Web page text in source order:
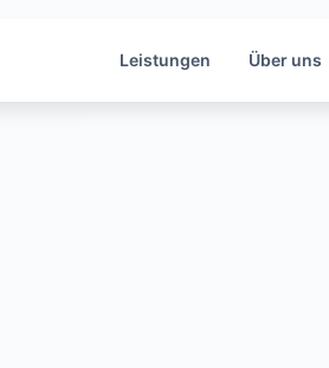
Leistungen Über uns